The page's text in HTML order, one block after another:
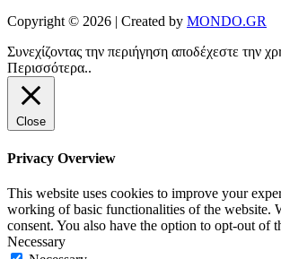
Copyright © 2026 | Created by MONDO.GR
Συνεχίζοντας την περιήγηση αποδέχεστε την
Περισσότερα..
Close
Privacy Overview
This website uses cookies to improve your
working of basic functionalities of the website.
consent. You also have the option to opt-out of
Necessary